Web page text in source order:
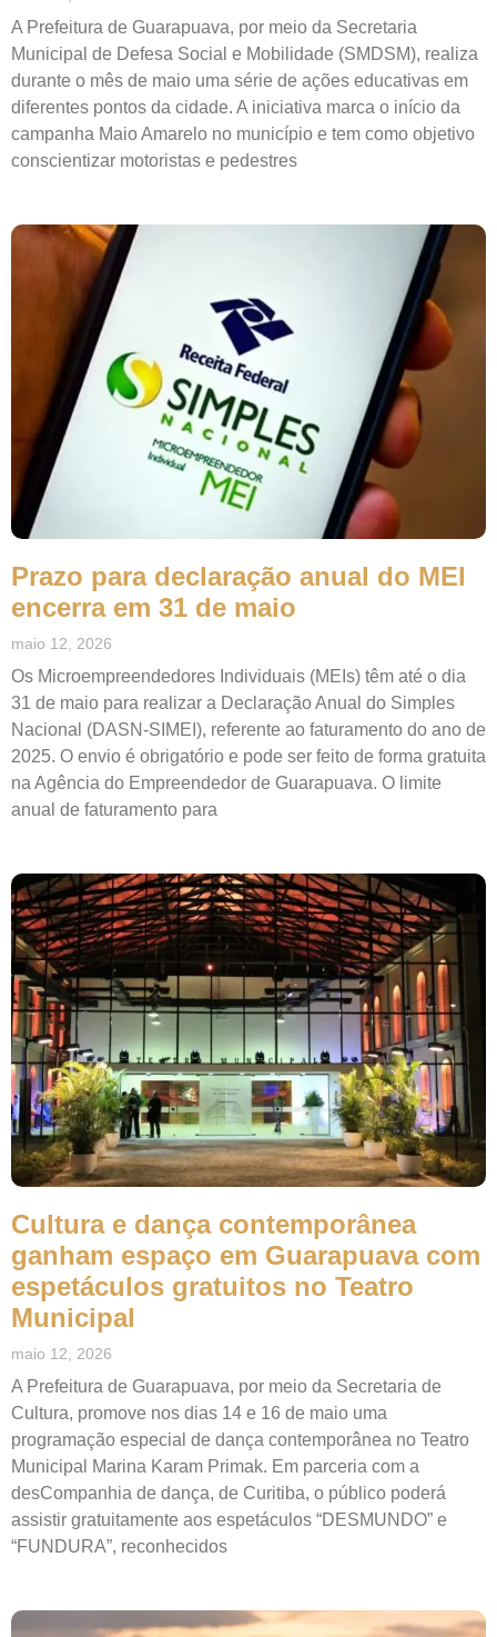
A Prefeitura de Guarapuava, por meio da Secretaria
Municipal de Defesa Social e Mobilidade (SMDSM), realiza
durante o mês de maio uma série de ações educativas em
diferentes pontos da cidade. A iniciativa marca o início da
campanha Maio Amarelo no município e tem como objetivo
conscientizar motoristas e pedestres
Prazo para declaração anual do MEI
encerra em 31 de maio
maio 12, 2026
Os Microempreendedores Individuais (MEIs) têm até o dia
31 de maio para realizar a Declaração Anual do Simples
Nacional (DASN-SIMEI), referente ao faturamento do ano de
2025. O envio é obrigatório e pode ser feito de forma gratuita
na Agência do Empreendedor de Guarapuava. O limite
anual de faturamento para
Cultura e dança contemporânea
ganham espaço em Guarapuava com
espetáculos gratuitos no Teatro
Municipal
maio 12, 2026
A Prefeitura de Guarapuava, por meio da Secretaria de
Cultura, promove nos dias 14 e 16 de maio uma
programação especial de dança contemporânea no Teatro
Municipal Marina Karam Primak. Em parceria com a
desCompanhia de dança, de Curitiba, o público poderá
assistir gratuitamente aos espetáculos “DESMUNDO” e
“FUNDURA”, reconhecidos